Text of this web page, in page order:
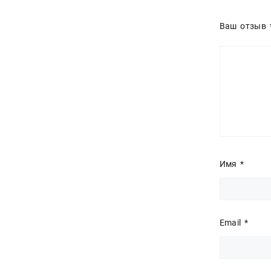
Ваш отзыв
Имя*
Email *